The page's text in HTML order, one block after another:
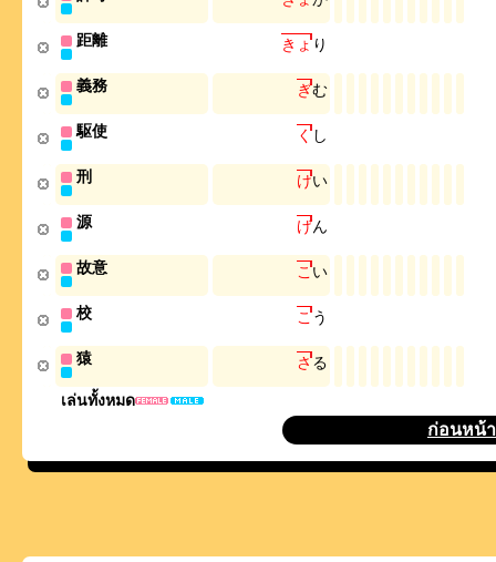
เล่นทั้งหมด
距離 き ょり
義務 ぎむ
駆使 くし
刑 けい
源 げん
故意 こい
校 こう
猿 さる
ก่อนหน้า